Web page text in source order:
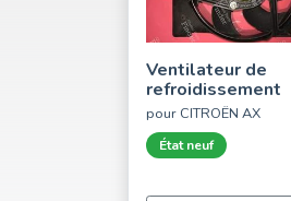
Ventilateur de
refroidissement
pour CITROËN AX
État neuf